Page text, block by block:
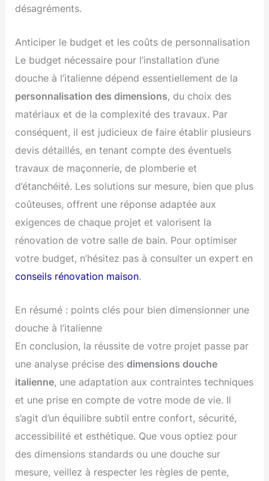
désagréments.
Anticiper le budget et les coûts de personnalisation
Le budget nécessaire pour l’installation d’une
douche à l’italienne dépend essentiellement de la
personnalisation des dimensions, du choix des
matériaux et de la complexité des travaux. Par
conséquent, il est judicieux de faire établir plusieurs
devis détaillés, en tenant compte des éventuels
travaux de maçonnerie, de plomberie et
d’étanchéité. Les solutions sur mesure, bien que plus
coûteuses, offrent une réponse adaptée aux
exigences de chaque projet et valorisent la
rénovation de votre salle de bain. Pour optimiser
votre budget, n’hésitez pas à consulter un expert en
conseils rénovation maison.
En résumé : points clés pour bien dimensionner une
douche à l’italienne
En conclusion, la réussite de votre projet passe par
une analyse précise desdimensions douche
italienne, une adaptation aux contraintes techniques
et une prise en compte de votre mode de vie. Il
s’agit d’un équilibre subtil entre confort, sécurité,
accessibilité et esthétique. Que vous optiez pour
des dimensions standards ou une douche sur
mesure, veillez à respecter les règles de pente,